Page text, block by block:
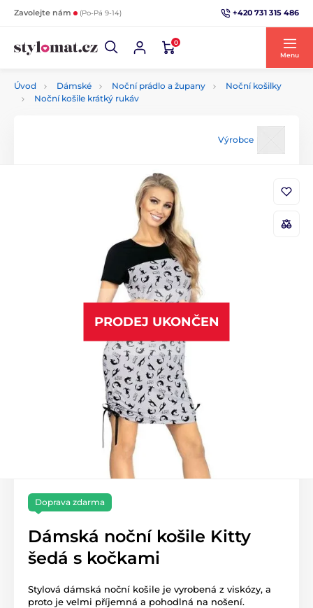
Zavolejte nám (Po-Pá 9-14) +420 731 315 486
0
Menu
Úvod Dámské Noční prádlo a župany
Noční košilky
Noční košile krátký rukáv
Výrobce
PRODEJ UKONČEN
Doprava zdarma
Dámská noční košile Kitty
šedá s kočkami
Stylová dámská noční košile je vyrobená z viskózy, a
proto je velmi příjemná a pohodlná na nošení.